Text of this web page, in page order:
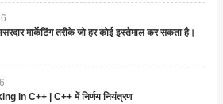
मार्केटिंग तरीके जो हर कोई इस्तेमाल कर सकता है।
in C++ | C++ में निर्णय नियंत्रण